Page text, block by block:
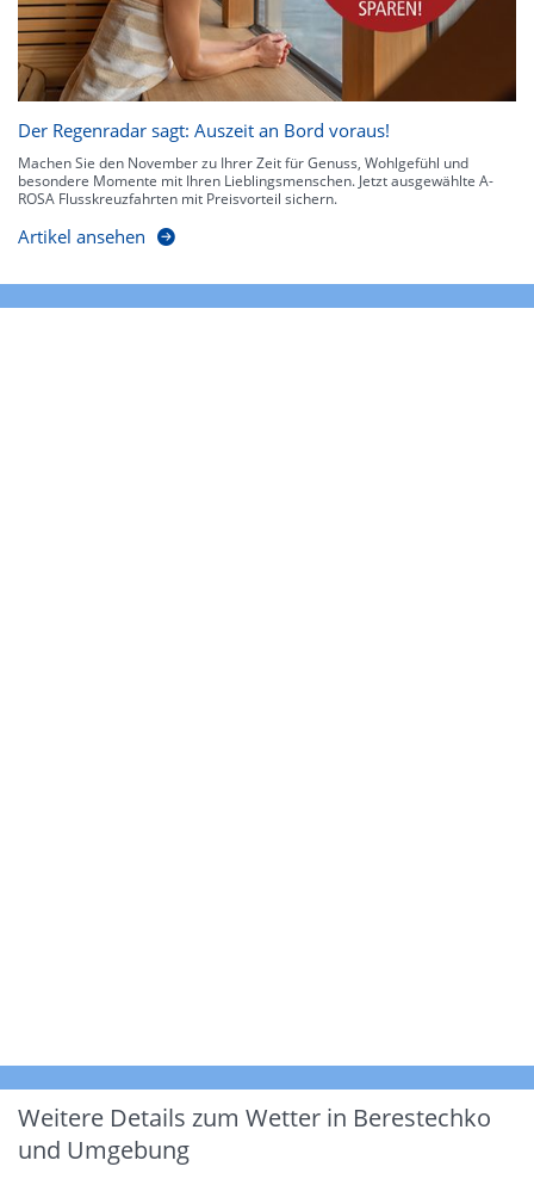
Der Regenradar sagt: Auszeit an Bord voraus!
Machen Sie den November zu Ihrer Zeit für Genuss, Wohlgefühl und
besondere Momente mit Ihren Lieblingsmenschen. Jetzt ausgewählte A-
ROSA Flusskreuzfahrten mit Preisvorteil sichern.
Artikel ansehen
Weitere Details zum Wetter in Berestechko
und Umgebung